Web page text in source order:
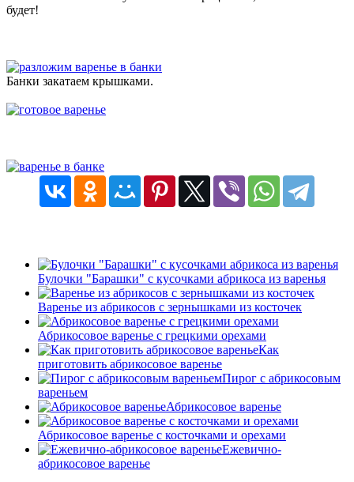
будет!
Банки закатаем крышками.
Булочки "Барашки" с кусочками абрикоса из варенья
Варенье из абрикосов с зернышками из косточек
Абрикосовое варенье с грецкими орехами
Как
приготовить абрикосовое варенье
Пирог с абрикосовым
вареньем
Абрикосовое варенье
Абрикосовое варенье с косточками и орехами
Ежевично-
абрикосовое варенье